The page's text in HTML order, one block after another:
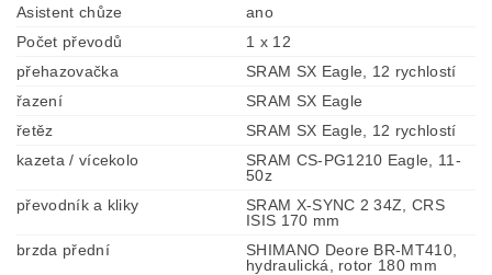
Asistent chůze
ano
Počet převodů
1 x 12
přehazovačka
SRAM SX Eagle, 12 rychlostí
řazení
SRAM SX Eagle
řetěz
SRAM SX Eagle, 12 rychlostí
kazeta / vícekolo
SRAM CS-PG1210 Eagle, 11-
50z
převodník a kliky
SRAM X-SYNC 2 34Z, CRS
ISIS 170 mm
brzda přední
SHIMANO Deore BR-MT410,
hydraulická, rotor 180 mm